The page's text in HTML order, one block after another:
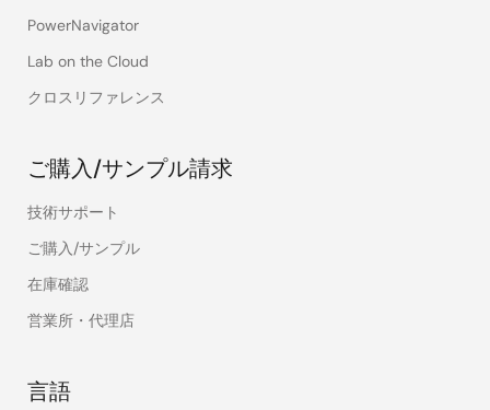
PowerNavigator
Lab on the Cloud
クロスリファレンス
ご購入/サンプル請求
技術サポート
ご購入/サンプル
在庫確認
営業所・代理店
言語